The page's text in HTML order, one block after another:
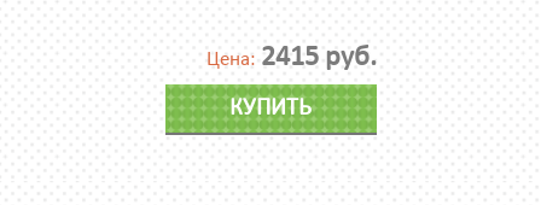
Цена: 2415 руб.
КУПИТЬ